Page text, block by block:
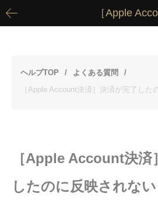
［Apple
ヘルプTOP
よくある質問
［Apple Account決済］決済が完了した
［Apple Account決済
したのに反映されない